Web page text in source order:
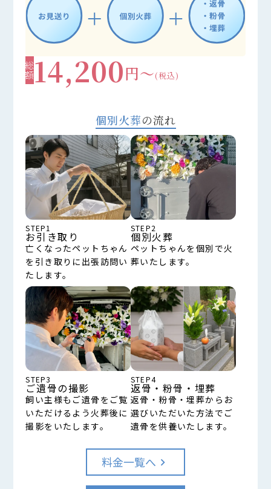
総額14,200円～(税込)
個別火葬の流れ
STEP1
お引き取り
亡くなったペットちゃん
を引き取りに出張訪問い
たします。
STEP2
個別火葬
ペットちゃんを個別で火
葬いたします。
STEP3
ご遺骨の撮影
飼い主様もご遺骨をご覧
いただけるよう火葬後に
撮影をいたします。
STEP4
返骨・粉骨・埋葬
返骨・粉骨・埋葬からお
選びいただいた方法でご
遺骨を供養いたします。
料金一覧へ keyboard_arrow_right